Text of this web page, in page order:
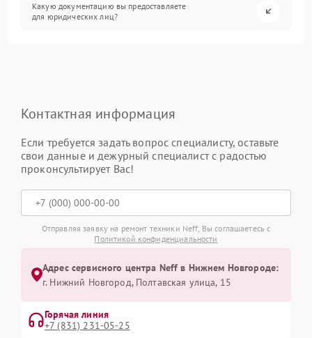
Какую документацию вы предоставляете
для юридических лиц?
Контактная информация
Если требуется задать вопрос специалисту, оставьте
свои данные и дежурный специалист с радостью
проконсультирует Вас!
Отправляя заявку на ремонт техники Neff, Вы соглашаетесь с
Политикой конфиденциальности
Адрес сервисного центра Neff в Нижнем Новгороде:
г. Нижний Новгород, Полтавская улица, 15
Горячая линия
+7 (831) 231-05-25